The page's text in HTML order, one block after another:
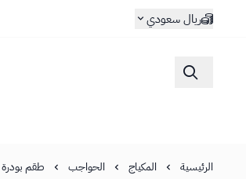
ريال سعودي
الرئيسية المكياج الحواجب طقم